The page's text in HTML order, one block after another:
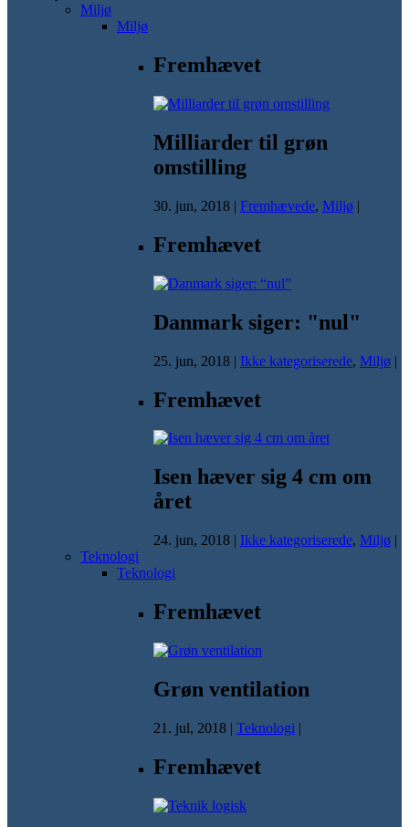
Miljø
Miljø
Fremhævet
Milliarder til grøn
omstilling
30. jun, 2018 | Fremhævede, Miljø |
Fremhævet
Danmark siger: "nul"
25. jun, 2018 | Ikke kategoriserede, Miljø |
Fremhævet
Isen hæver sig 4 cm om
året
24. jun, 2018 | Ikke kategoriserede, Miljø |
Teknologi
Teknologi
Fremhævet
Grøn ventilation
21. jul, 2018 | Teknologi |
Fremhævet